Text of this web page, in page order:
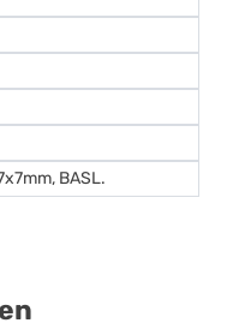
BASL.